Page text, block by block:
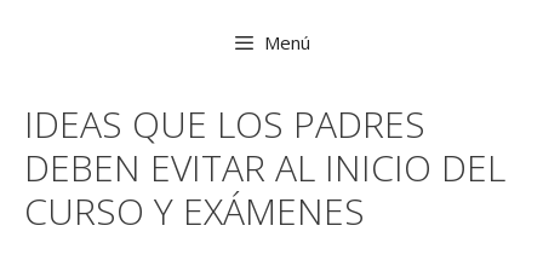
Menú
IDEAS QUE LOS PADRES
DEBEN EVITAR AL INICIO DEL
CURSO Y EXÁMENES